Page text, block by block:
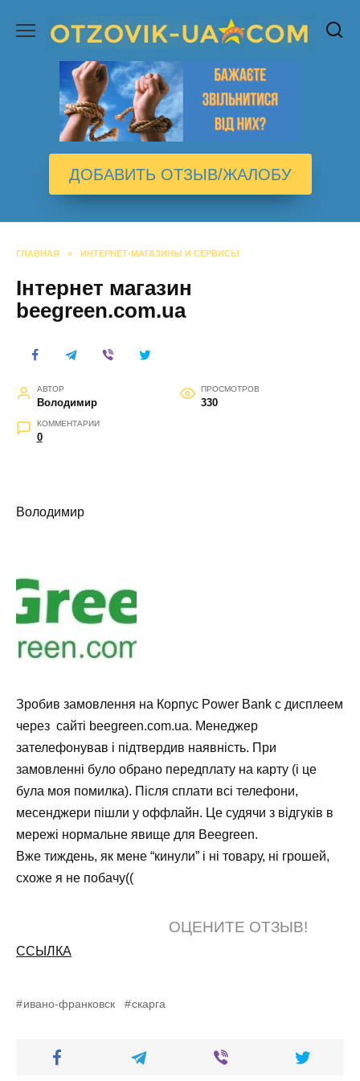
содержанию
ДОБАВИТЬ ОТЗЫВ/ЖАЛОБУ
ГЛАВНАЯ » ИНТЕРНЕТ-МАГАЗИНЫ И СЕРВИСЫ
Інтернет магазин
beegreen.com.ua
АВТОР
Володимир
ПРОСМОТРОВ
330
КОММЕНТАРИИ
0
Володимир
Зробив замовлення на Корпус Power Bank c дисплеем
через сайті beegreen.com.ua. Менеджер
зателефонував і підтвердив наявність. При
замовленні було обрано передплату на карту (і це
була моя помилка). Після сплати всі телефони,
месенджери пішли у оффлайн. Це судячи з відгуків в
мережі нормальне явище для Beegreen.
Вже тиждень, як мене “кинули” і ні товару, ні грошей,
схоже я не побачу((
ОЦЕНИТЕ ОТЗЫВ!
ССЫЛКА
ивано-франковск скарга